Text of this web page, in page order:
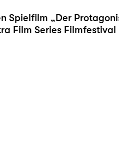
Spielfilm „Der
Film Series Filmfestival